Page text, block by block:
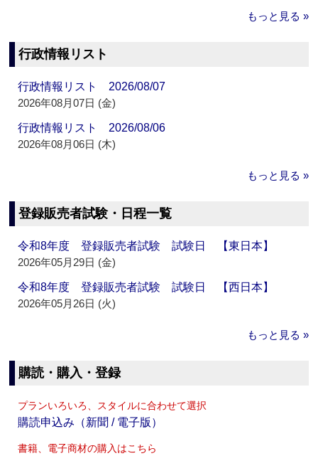
もっと見る »
行政情報リスト
行政情報リスト 2026/08/07
2026年08月07日 (金)
行政情報リスト 2026/08/06
2026年08月06日 (木)
もっと見る »
登録販売者試験・日程一覧
令和8年度 登録販売者試験 試験日 【東日本】
2026年05月29日 (金)
令和8年度 登録販売者試験 試験日 【西日本】
2026年05月26日 (火)
もっと見る »
購読・購入・登録
プランいろいろ、スタイルに合わせて選択
購読申込み（新聞 / 電子版）
書籍、電子商材の購入はこちら